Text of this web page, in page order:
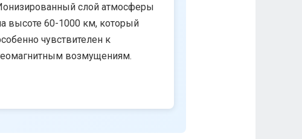
слой атмосферы
высоте 60-1000 км, который
чувствителен к
возмущениям.